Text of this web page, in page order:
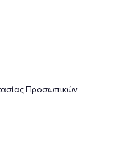
Προσωπικών